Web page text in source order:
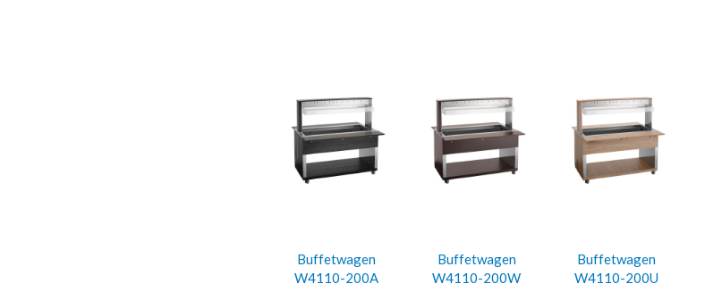
Buffetwagen
W4110-200A
Buffetwagen
W4110-200W
Buffetwagen
W4110-200U